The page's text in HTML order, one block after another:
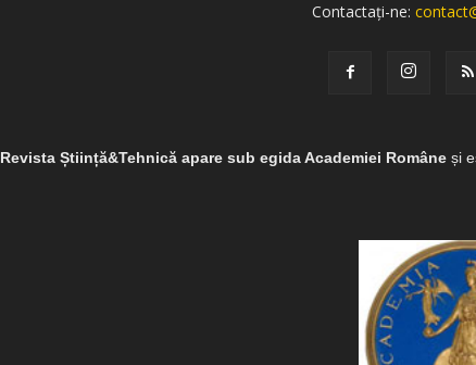
Contactați-ne:
Revista Știință&Tehnică apare sub egida Academiei Române și